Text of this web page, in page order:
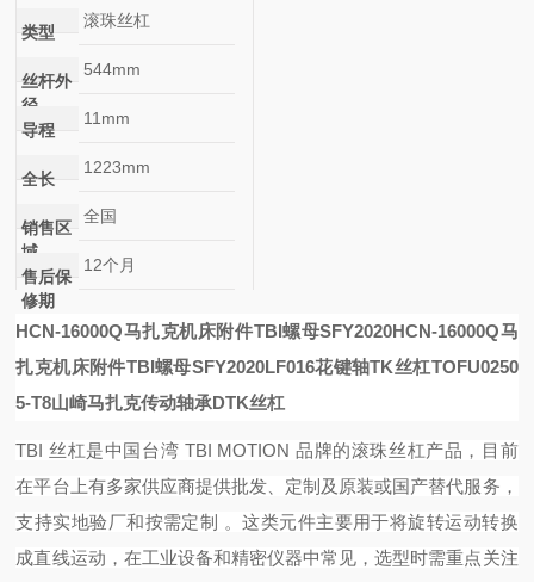
类型
滚珠丝杠
丝杆外
径
544mm
导程
11mm
全长
1223mm
销售区
域
全国
售后保
修期
12个月
HCN-16000Q马扎克机床附件TBI螺母SFY2020HCN-16000Q马
扎克机床附件TBI螺母SFY2020LF016花键轴TK丝杠TOFU0250
5-T8山崎马扎克传动轴承DTK丝杠
TBI 丝杠是中国台湾 TBI MOTION 品牌的滚珠丝杠产品，目前
在平台上有多家供应商提供批发、定制及原装或国产替代服务，
支持实地验厂和按需定制 。这类元件主要用于将旋转运动转换
成直线运动，在工业设备和精密仪器中常见，选型时需重点关注